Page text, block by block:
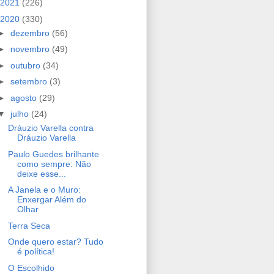
2021 (226)
2020 (330)
dezembro (56)
novembro (49)
outubro (34)
setembro (3)
agosto (29)
julho (24)
Dráuzio Varella contra
Dráuzio Varella
Paulo Guedes brilhante
como sempre: Não
deixe esse...
A Janela e o Muro:
Enxergar Além do
Olhar
Terra Seca
Onde quero estar? Tudo
é política!
O Escolhido